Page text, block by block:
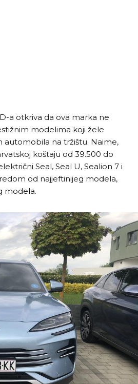
a otkriva da ova marka ne
modelima koji žele
automobila na tržištu. Naime,
koštaju od 39.500 do
Seal, Seal U, Sealion 7 i
od najjeftinijeg modela,
modela.